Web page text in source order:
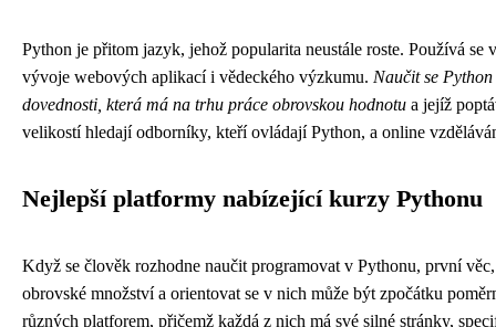
Python je přitom jazyk, jehož popularita neustále roste. Používá se
vývoje webových aplikací i vědeckého výzkumu. Naučit se
dovednosti, která má na trhu práce obrovskou hodnotu a jejíž
velikostí hledají odborníky, kteří ovládají Python, a online
Nejlepší platformy nabízející kurzy Pythonu
Když se člověk rozhodne naučit programovat v Pythonu, první
obrovské množství a orientovat se v nich může být zpočátku
různých platforem, přičemž každá z nich má své silné stránky,